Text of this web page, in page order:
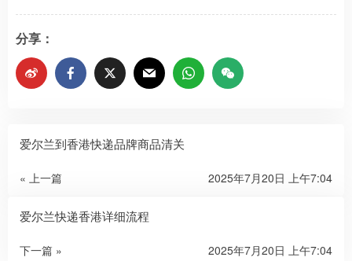
分享：
爱尔兰到香港快递品牌商品清关
« 上一篇 2025年7月20日 上午7:04
爱尔兰快递香港详细流程
下一篇 » 2025年7月20日 上午7:04